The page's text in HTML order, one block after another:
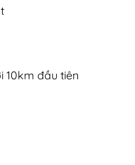
10km đầu tiên